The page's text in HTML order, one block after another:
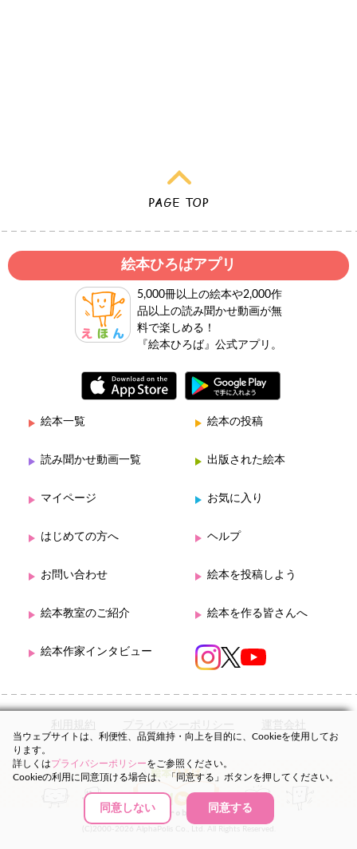
絵本ひろばアプリ
5,000冊以上の絵本や2,000作
品以上の読み聞かせ動画が無
料で楽しめる！
『絵本ひろば』公式アプリ。
絵本一覧 絵本の投稿
読み聞かせ動画一覧 出版された絵本
マイページ お気に入り
はじめての方へ ヘルプ
お問い合わせ 絵本を投稿しよう
絵本教室のご紹介 絵本を作る皆さんへ
絵本作家インタビュー
利用規約 プライバシーポリシー 運営会社
(C)2000-2026 AlphaPolis Co., Ltd. All Rights Reserved.
当ウェブサイトは、利便性、品質維持・向上を目的に、Cookieを使用してお
ります。
詳しくはプライバシーポリシーをご参照ください。
Cookieの利用に同意頂ける場合は、「同意する」ボタンを押してください。
同意しない 同意する